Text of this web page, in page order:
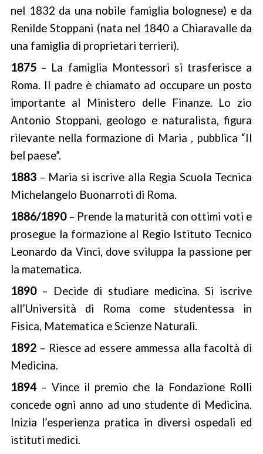
NEWS
CONTATTI
nel 1832 da una nobile famiglia bolognese) e da
Renilde Stoppani (nata nel 1840 a Chiaravalle da
una famiglia di proprietari terrieri).
1875 – La famiglia Montessori si trasferisce a
Roma. Il padre è chiamato ad occupare un posto
importante al Ministero delle Finanze. Lo zio
Antonio Stoppani, geologo e naturalista, figura
rilevante nella formazione di Maria , pubblica “Il
bel paese”.
1883 – Maria si iscrive alla Regia Scuola Tecnica
Michelangelo Buonarroti di Roma.
1886/1890– Prende la maturità con ottimi voti e
prosegue la formazione al Regio Istituto Tecnico
Leonardo da Vinci, dove sviluppa la passione per
la matematica.
1890– Decide di studiare medicina. Si iscrive
all’Università di Roma come studentessa in
Fisica, Matematica e Scienze Naturali.
1892 – Riesce ad essere ammessa alla facoltà di
Medicina.
1894– Vince il premio che la Fondazione Rolli
concede ogni anno ad uno studente di Medicina.
Inizia l’esperienza pratica in diversi ospedali ed
istituti medici.